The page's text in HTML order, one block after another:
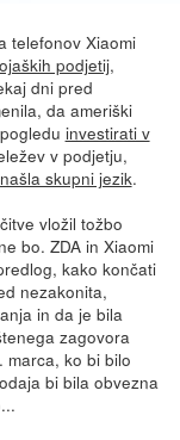
telefonov Xiaomi
podjetij,
dni pred
da ameriški
investirati v
v podjetju,
našla skupni jezik.
vložil tožbo
bo. ZDA in Xiaomi
kako končati
nezakonita,
in da je bila
zagovora
marca, ko bi bilo
bi bila obvezna